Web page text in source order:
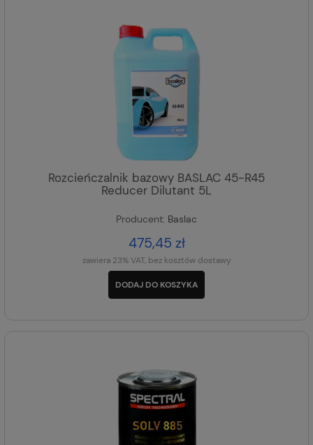
Rozcieńczalnik bazowy BASLAC 45-R45
Reducer Dilutant 5L
Producent: Baslac
475,45 zł
zawiera 23% VAT, bez kosztów dostawy
DODAJ DO KOSZYKA